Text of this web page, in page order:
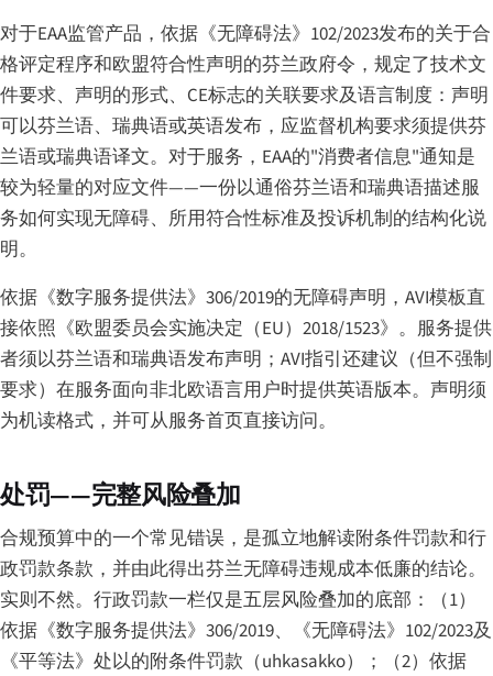
对于EAA监管产品，依据《无障碍法》102/2023发布的关于合
格评定程序和欧盟符合性声明的芬兰政府令，规定了技术文
件要求、声明的形式、CE标志的关联要求及语言制度：声明
可以芬兰语、瑞典语或英语发布，应监督机构要求须提供芬
兰语或瑞典语译文。对于服务，EAA的"消费者信息"通知是
较为轻量的对应文件——一份以通俗芬兰语和瑞典语描述服
务如何实现无障碍、所用符合性标准及投诉机制的结构化说
明。
依据《数字服务提供法》306/2019的无障碍声明，AVI模板直
接依照《欧盟委员会实施决定（EU）2018/1523》。服务提供
者须以芬兰语和瑞典语发布声明；AVI指引还建议（但不强制
要求）在服务面向非北欧语言用户时提供英语版本。声明须
为机读格式，并可从服务首页直接访问。
处罚——完整风险叠加
合规预算中的一个常见错误，是孤立地解读附条件罚款和行
政罚款条款，并由此得出芬兰无障碍违规成本低廉的结论。
实则不然。行政罚款一栏仅是五层风险叠加的底部：（1）
依据《数字服务提供法》306/2019、《无障碍法》102/2023及
《平等法》处以的附条件罚款（uhkasakko）；（2）依据